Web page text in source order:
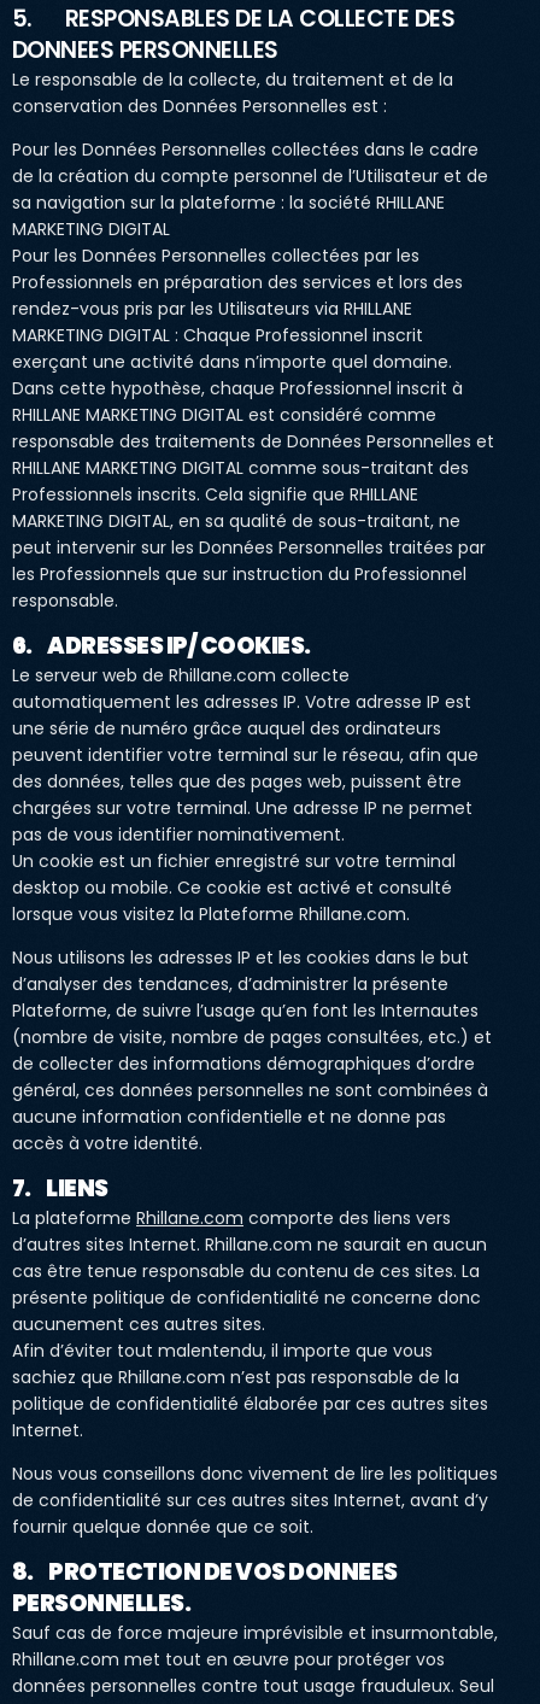
5. RESPONSABLES DE LA COLLECTE DES
DONNEES PERSONNELLES
Le responsable de la collecte, du traitement et de la
conservation des Données Personnelles est :
Pour les Données Personnelles collectées dans le cadre
de la création du compte personnel de l’Utilisateur et de
sa navigation sur la plateforme : la société RHILLANE
MARKETING DIGITAL
Pour les Données Personnelles collectées par les
Professionnels en préparation des services et lors des
rendez-vous pris par les Utilisateurs via RHILLANE
MARKETING DIGITAL : Chaque Professionnel inscrit
exerçant une activité dans n’importe quel domaine.
Dans cette hypothèse, chaque Professionnel inscrit à
RHILLANE MARKETING DIGITAL est considéré comme
responsable des traitements de Données Personnelles et
RHILLANE MARKETING DIGITAL comme sous-traitant des
Professionnels inscrits. Cela signifie que RHILLANE
MARKETING DIGITAL, en sa qualité de sous-traitant, ne
peut intervenir sur les Données Personnelles traitées par
les Professionnels que sur instruction du Professionnel
responsable.
6. ADRESSES IP/ COOKIES.
Le serveur web de Rhillane.com collecte
automatiquement les adresses IP. Votre adresse IP est
une série de numéro grâce auquel des ordinateurs
peuvent identifier votre terminal sur le réseau, afin que
des données, telles que des pages web, puissent être
chargées sur votre terminal. Une adresse IP ne permet
pas de vous identifier nominativement.
Un cookie est un fichier enregistré sur votre terminal
desktop ou mobile. Ce cookie est activé et consulté
lorsque vous visitez la Plateforme Rhillane.com.
Nous utilisons les adresses IP et les cookies dans le but
d’analyser des tendances, d’administrer la présente
Plateforme, de suivre l’usage qu’en font les Internautes
(nombre de visite, nombre de pages consultées, etc.) et
de collecter des informations démographiques d’ordre
général, ces données personnelles ne sont combinées à
aucune information confidentielle et ne donne pas
accès à votre identité.
7. LIENS
La plateforme Rhillane.com comporte des liens vers
d’autres sites Internet. Rhillane.com ne saurait en aucun
cas être tenue responsable du contenu de ces sites. La
présente politique de confidentialité ne concerne donc
aucunement ces autres sites.
Afin d’éviter tout malentendu, il importe que vous
sachiez que Rhillane.com n’est pas responsable de la
politique de confidentialité élaborée par ces autres sites
Internet.
Nous vous conseillons donc vivement de lire les politiques
de confidentialité sur ces autres sites Internet, avant d’y
fournir quelque donnée que ce soit.
8. PROTECTION DE VOS DONNEES
PERSONNELLES.
Sauf cas de force majeure imprévisible et insurmontable,
Rhillane.com met tout en œuvre pour protéger vos
données personnelles contre tout usage frauduleux. Seul